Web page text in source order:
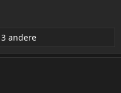
andere